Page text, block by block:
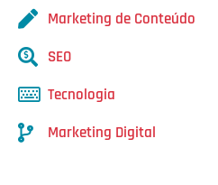
Marketing de Conteúdo
SEO
Tecnologia
Marketing Digital